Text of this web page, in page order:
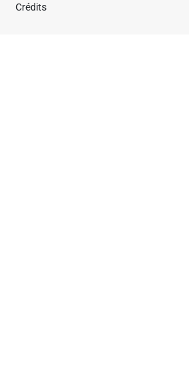
Crédits